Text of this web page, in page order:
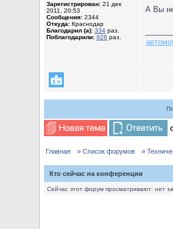
Зарегистрирован: 21 дек
2011, 20:53
Сообщения: 2344
Откуда: Краснодар
Благодарил (а): 334 раз.
Поблагодарили: 926 раз.
А Вы
Главная » Список форумов »
Кто сейчас на конференции
Сейчас этот форум просматривают: нет